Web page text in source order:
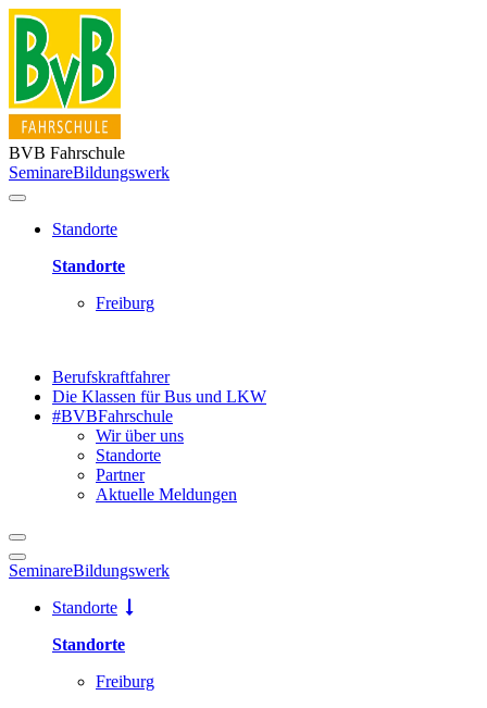
BVB Fahrschule
SeminareBildungswerk
Standorte
Standorte
Freiburg
Berufskraftfahrer
Die Klassen für Bus und LKW
#BVBFahrschule
Wir über uns
Standorte
Partner
Aktuelle Meldungen
SeminareBildungswerk
Standorte
Standorte
Freiburg